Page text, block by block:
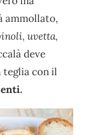
ammollato,
uvetta,
deve
teglia con il